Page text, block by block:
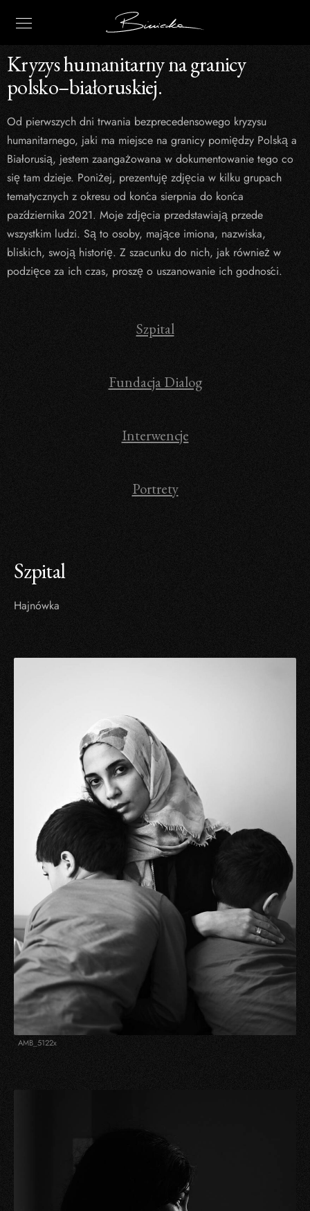
Kryzys humanitarny na granicy
polsko–białoruskiej.
Od pierwszych dni trwania bezprecedensowego kryzysu
humanitarnego, jaki ma miejsce na granicy pomiędzy Polską a
Białorusią, jestem zaangażowana w dokumentowanie tego co
się tam dzieje. Poniżej, prezentuję zdjęcia w kilku grupach
tematycznych z okresu od końca sierpnia do końca
października 2021. Moje zdjęcia przedstawiają przede
wszystkim ludzi. Są to osoby, mające imiona, nazwiska,
bliskich, swoją historię. Z szacunku do nich, jak również w
podzięce za ich czas, proszę o uszanowanie ich godności.
Szpital
Fundacja Dialog
Interwencje
Portrety
Szpital
Hajnówka
AMB_5122x